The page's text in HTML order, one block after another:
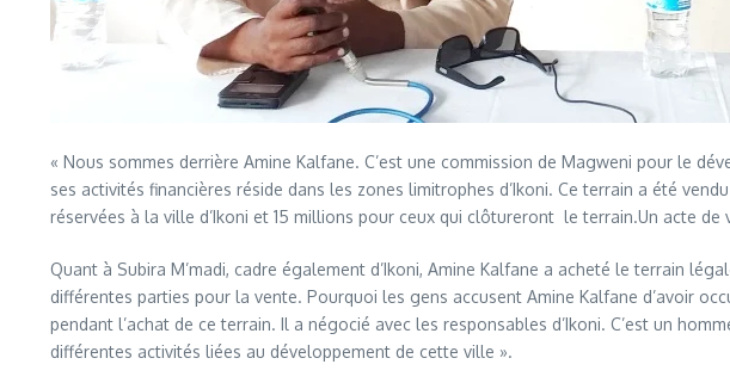
« Nous sommes derrière Amine Kalfane. C’est une commission de Magweni pour le
ses activités financières réside dans les zones limitrophes d’Ikoni. Ce terrain a été
réservées à la ville d’Ikoni et 15 millions pour ceux qui clôtureront le terrain.Un acte de
Quant à Subira M’madi, cadre également d’Ikoni, Amine Kalfane a acheté le terrain
différentes parties pour la vente. Pourquoi les gens accusent Amine Kalfane d’avoir
pendant l’achat de ce terrain. Il a négocié avec les responsables d’Ikoni. C’est un
différentes activités liées au développement de cette ville ».